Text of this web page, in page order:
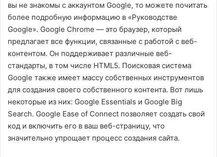
вы не знакомы с аккаунтом Google, то можете почитать
более подробную информацию в «Руководстве
Google». Google Chrome — это браузер, который
предлагает все функции, связанные с работой с веб-
контентом. Он поддерживает различные веб-
стандарты, в том числе HTML5. Поисковая система
Google также имеет массу собственных инструментов
для создания своего собственного контента. Вот лишь
некоторые из них: Google Essentials и Google Big
Search. Google Ease of Connect позволяет создать свой
код и включить его в ваш веб-страницу, что
значительно упрощает процесс создания сайта.